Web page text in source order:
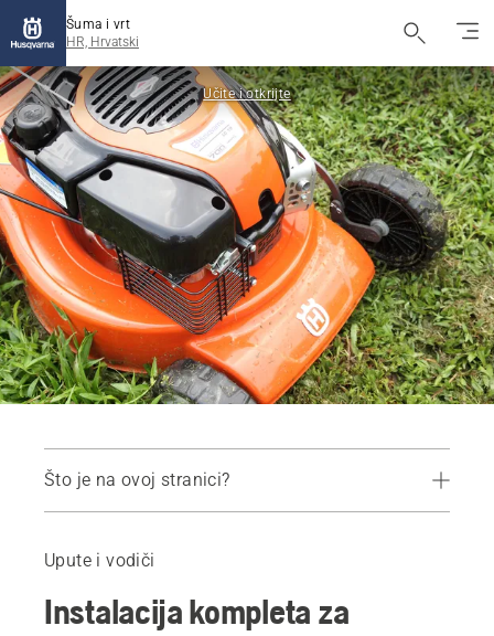
Šuma i vrt
HR, Hrvatski
Učite i otkrijte
Što je na ovoj stranici?
Upute i vodiči
Instalacija kompleta za